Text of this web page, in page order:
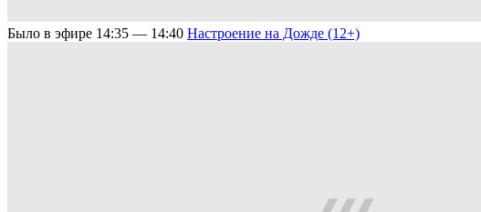
Было в эфире 14:35 — 14:40 Настроение на Дожде (12+)